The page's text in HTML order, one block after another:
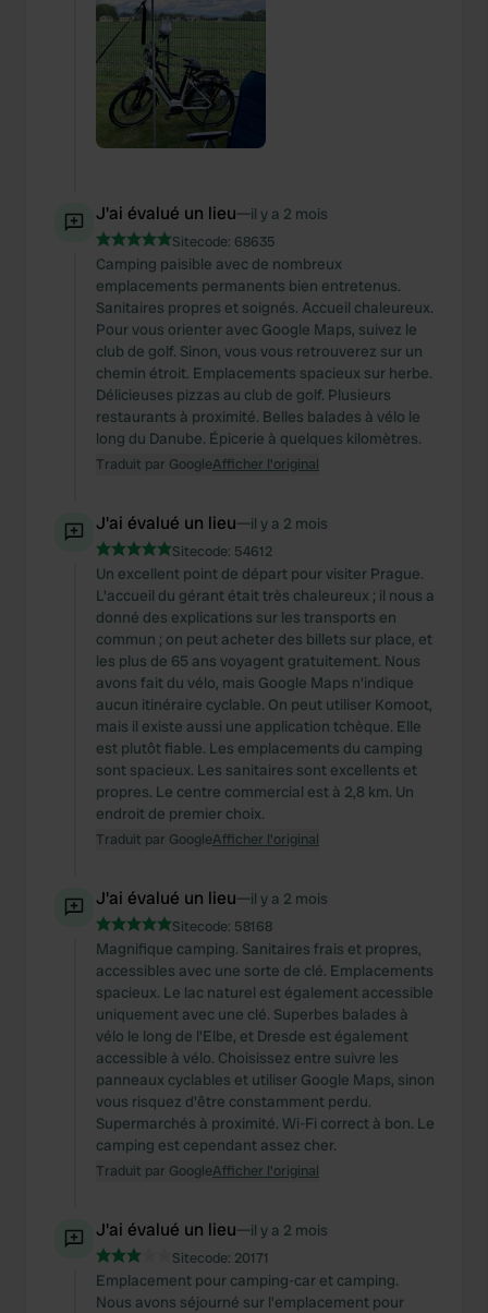
J'ai évalué un lieu—il y a 2 mois
Sitecode: 68635
Camping paisible avec de nombreux
emplacements permanents bien entretenus.
Sanitaires propres et soignés. Accueil chaleureux.
Pour vous orienter avec Google Maps, suivez le
club de golf. Sinon, vous vous retrouverez sur un
chemin étroit. Emplacements spacieux sur herbe.
Délicieuses pizzas au club de golf. Plusieurs
restaurants à proximité. Belles balades à vélo le
long du Danube. Épicerie à quelques kilomètres.
Traduit par GoogleAfficher l'original
J'ai évalué un lieu—il y a 2 mois
Sitecode: 54612
Un excellent point de départ pour visiter Prague.
L'accueil du gérant était très chaleureux ; il nous a
donné des explications sur les transports en
commun ; on peut acheter des billets sur place, et
les plus de 65 ans voyagent gratuitement. Nous
avons fait du vélo, mais Google Maps n'indique
aucun itinéraire cyclable. On peut utiliser Komoot,
mais il existe aussi une application tchèque. Elle
est plutôt fiable. Les emplacements du camping
sont spacieux. Les sanitaires sont excellents et
propres. Le centre commercial est à 2,8 km. Un
endroit de premier choix.
Traduit par GoogleAfficher l'original
J'ai évalué un lieu—il y a 2 mois
Sitecode: 58168
Magnifique camping. Sanitaires frais et propres,
accessibles avec une sorte de clé. Emplacements
spacieux. Le lac naturel est également accessible
uniquement avec une clé. Superbes balades à
vélo le long de l'Elbe, et Dresde est également
accessible à vélo. Choisissez entre suivre les
panneaux cyclables et utiliser Google Maps, sinon
vous risquez d'être constamment perdu.
Supermarchés à proximité. Wi-Fi correct à bon. Le
camping est cependant assez cher.
Traduit par GoogleAfficher l'original
J'ai évalué un lieu—il y a 2 mois
Sitecode: 20171
Emplacement pour camping-car et camping.
Nous avons séjourné sur l'emplacement pour